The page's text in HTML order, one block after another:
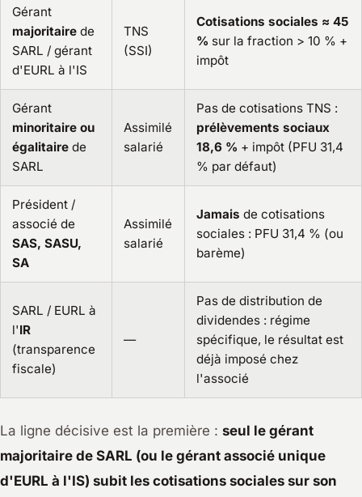
Gérant
majoritaire de
SARL / gérant
d'EURL à l'IS
TNS
(SSI)
Cotisations sociales ≈ 45
% sur la fraction > 10 % +
impôt
Gérant
minoritaire ou
égalitaire de
SARL
Assimilé
salarié
Pas de cotisations TNS :
prélèvements sociaux
18,6 % + impôt (PFU 31,4
% par défaut)
Président /
associé de
SAS, SASU,
SA
Assimilé
salarié
Jamais de cotisations
sociales : PFU 31,4 % (ou
barème)
SARL / EURL à
l'IR
(transparence
fiscale)
—
Pas de distribution de
dividendes : régime
spécifique, le résultat est
déjà imposé chez
l'associé
La ligne décisive est la première : seul le gérant
majoritaire de SARL (ou le gérant associé unique
d'EURL à l'IS) subit les cotisations sociales sur son